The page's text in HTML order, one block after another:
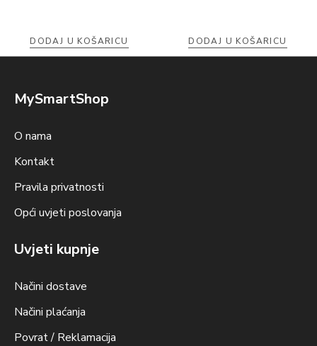
DODAJ U KOŠARICU DODAJ U KOŠARICU
MySmartShop
O nama
Kontakt
Pravila privatnosti
Opći uvjeti poslovanja
Uvjeti kupnje
Načini dostave
Načini plaćanja
Povrat / Reklamacija